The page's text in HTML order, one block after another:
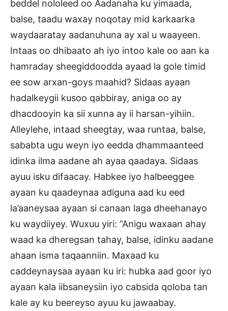
beddel nololeed oo Aadanaha ku yimaada,
balse, taadu waxay noqotay mid karkaarka
waydaaratay aadanuhuna ay xal u waayeen.
Intaas oo dhibaato ah iyo intoo kale oo aan ka
hamraday sheegiddoodda ayaad la gole timid
ee sow arxan-goys maahid? Sidaas ayaan
hadalkeygii kusoo qabbiray, aniga oo ay
dhacdooyin ka sii xunna ay ii harsan-yihiin.
Alleylehe, intaad sheegtay, waa runtaa, balse,
sababta ugu weyn iyo eedda dhammaanteed
idinka ilma aadane ah ayaa qaadaya. Sidaas
ayuu isku difaacay. Habkee iyo halbeeggee
ayaan ku qaadeynaa adiguna aad ku eed
la’aaneysaa ayaan si canaan laga dheehanayo
ku waydiiyey. Wuxuu yiri: ”Anigu waxaan ahay
waad ka dheregsan tahay, balse, idinku aadane
ahaan isma taqaanniin. Maxaad ku
caddeynaysaa ayaan ku iri: hubka aad goor iyo
ayaan kala iibsaneysiin iyo cabsida qoloba tan
kale ay ku beereyso ayuu ku jawaabay.